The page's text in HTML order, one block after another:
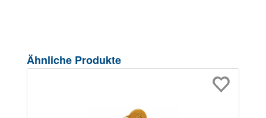
Produktgalerie überspringen
Ähnliche Produkte